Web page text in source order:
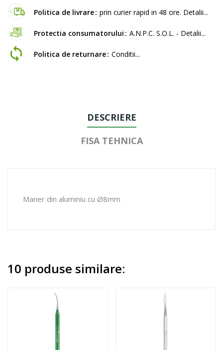
Politica de livrare prin curier rapid in 48 ore. Detalii...
Protectia consumatorului A.N.P.C. S.O.L. - Detalii...
Politica de returnare Conditii...
DESCRIERE
FISA TEHNICA
Maner din aluminiu cu Ø8mm
10 produse similare: